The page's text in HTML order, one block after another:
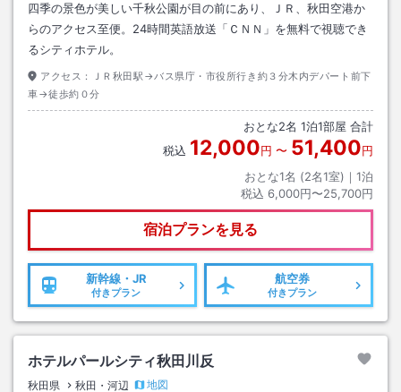
四季の景色が美しい千秋公園が目の前にあり、ＪＲ、秋田空港か
らのアクセス至便。24時間英語放送「ＣＮＮ」を無料で視聴でき
るシティホテル。
アクセス：
ＪＲ秋田駅→バス県庁・市役所行き約３分木内デパート前下
車→徒歩約０分
おとな2名 1泊1部屋 合計
税込 12,000円 〜 51,400円
おとな1名 (2名1室)｜ 1泊
税込 6,000円〜25,700円
宿泊プランを見る
新幹線・JR
付きプラン
航空券
付きプラン
ホテルパールシティ秋田川反
秋田県 秋田・河辺 地図